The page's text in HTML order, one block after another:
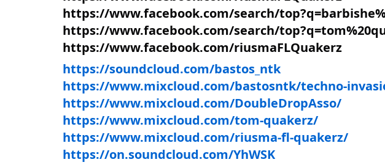
https://www.facebook.com/search/
https://www.facebook.com/search/
https://www.facebook.com/riusmaFLQuakerz
https://soundcloud.com/bastos_ntk
https://www.mixcloud.com/bastosntk/techno-
https://www.mixcloud.com/DoubleDropAsso/
https://www.mixcloud.com/tom-quakerz/
https://www.mixcloud.com/riusma-fl-quakerz/
https://on.soundcloud.com/YhWSK